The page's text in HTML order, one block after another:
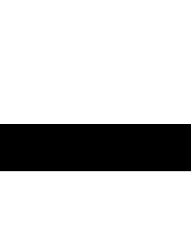
。在庫が戻ったときに通知を受ける
は在庫切れです。在庫が戻ったとき